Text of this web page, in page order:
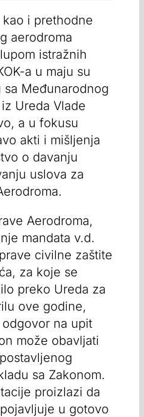
i prethodne
aerodroma
istražnih
a u maju su
Međunarodnog
Ureda Vlade
a u fokusu
akti i mišljenja
o davanju
uslova za
Aerodroma,
mandata v.d.
civilne zaštite
za koje se
preko Ureda za
ove godine,
na upit
može obavljati
sa Zakonom.
proizlazi da
u gotovo